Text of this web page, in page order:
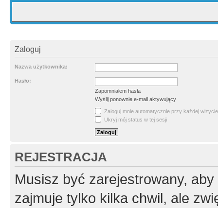
Zaloguj
Nazwa użytkownika:
Hasło:
Zapomniałem hasła
Wyślij ponownie e-mail aktywujący
Zaloguj mnie automatycznie przy każdej wizycie
Ukryj mój status w tej sesji
REJESTRACJA
Musisz być zarejestrowany,
zajmuje tylko kilka chwil, ale